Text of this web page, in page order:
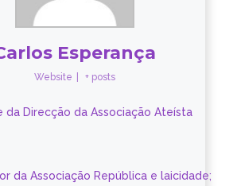
Esperança
Website + posts
da Direcção da Associação Ateísta
da Associação República e laicidade;